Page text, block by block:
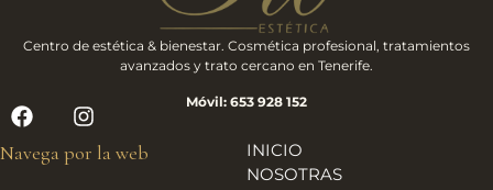
Centro de estética & bienestar. Cosmética profesional, tratamientos
avanzados y trato cercano en Tenerife.
Móvil: 653 928 152
Navega por la web
INICIO
NOSOTRAS